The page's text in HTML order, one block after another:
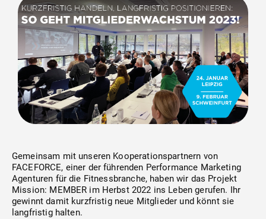
Zirkeltraining
Kraft (freies Training)
Herz-Kreislauf
Seilzüge
Gebrauchtgeräte
Software
Technischer Service
Finanzierung
Gemeinsam mit unseren Kooperationspartnern von
FACEFORCE, einer der führenden Performance Marketing
Agenturen für die Fitnessbranche, haben wir das Projekt
Mission: MEMBER im Herbst 2022 ins Leben gerufen. Ihr
gewinnt damit kurzfristig neue Mitglieder und könnt sie
langfristig halten.